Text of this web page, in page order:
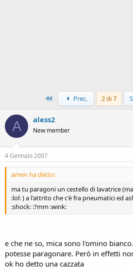
Primo Prec. 2 di 7
A aless2
New member
4 Gennaio 2007
amen ha detto:
ma tu paragoni un cestello di lavatrice
:lol: ) a l'attrito che c'è fra pneumatici ed
:shock: :?mm :wink:
e che ne so, mica sono l'omino
potesse paragonare. Però in effetti
ok ho detto una cazzata